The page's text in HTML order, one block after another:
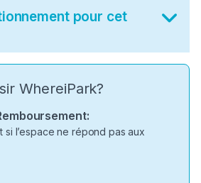
pour cet
WhereiPark?
si l’espace ne répond pas aux